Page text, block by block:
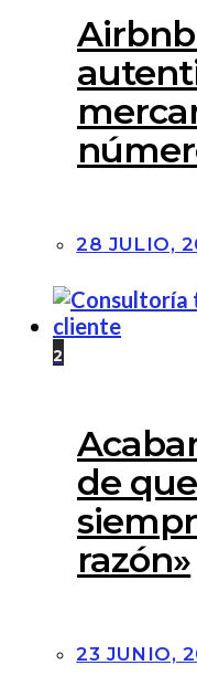
28 JULIO,
2
de
razón»
23 JUNIO,